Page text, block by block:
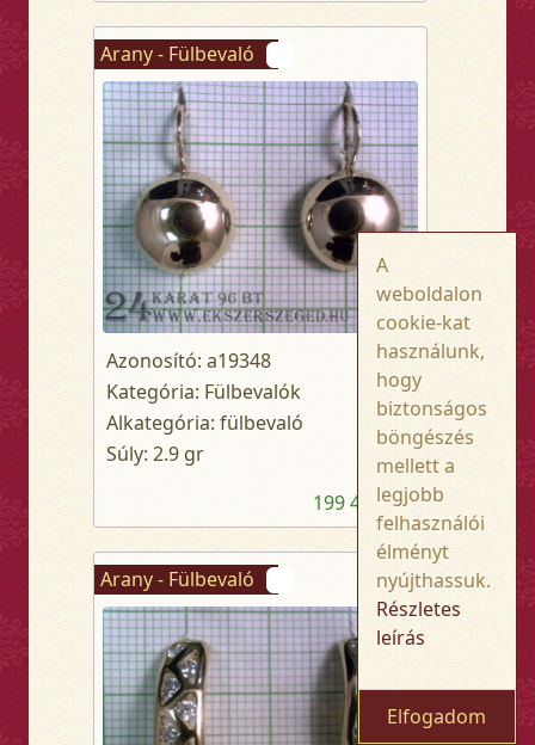
Arany - Fülbevaló
Azonosító: a19348
Kategória: Fülbevalók
Alkategória: fülbevaló
Súly: 2.9 gr
199 400,- Ft
Arany - Fülbevaló
A
weboldalon
cookie-kat
használunk,
hogy
biztonságos
böngészés
mellett a
legjobb
felhasználói
élményt
nyújthassuk.
Részletes
leírás
Elfogadom